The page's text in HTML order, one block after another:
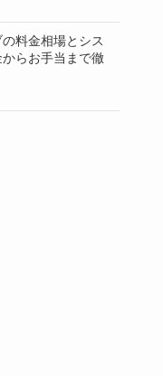
の料金相場とシス
らお手当まで徹